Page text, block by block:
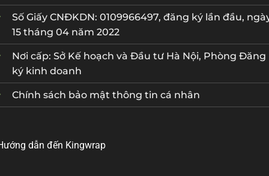
Số Giấy CNĐKDN: 0109966497, đăng ký lần đầu,
15 tháng 04 năm 2022
Nơi cấp: Sở Kế hoạch và Đầu tư Hà Nội, Phòng Đăng
ký kinh doanh
Chính sách bảo mật thông tin cá nhân
dẫn đến Kingwrap